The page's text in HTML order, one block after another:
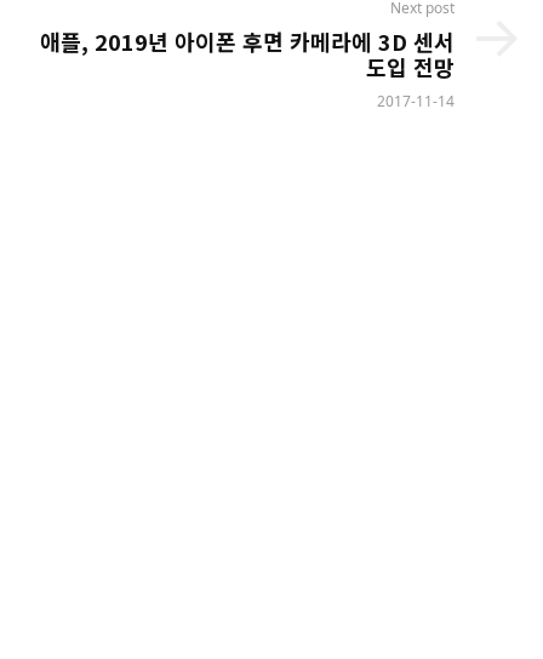
Next post
애플, 2019년 아이폰 후면 카메라에 3D 센서
도입 전망
2017-11-14